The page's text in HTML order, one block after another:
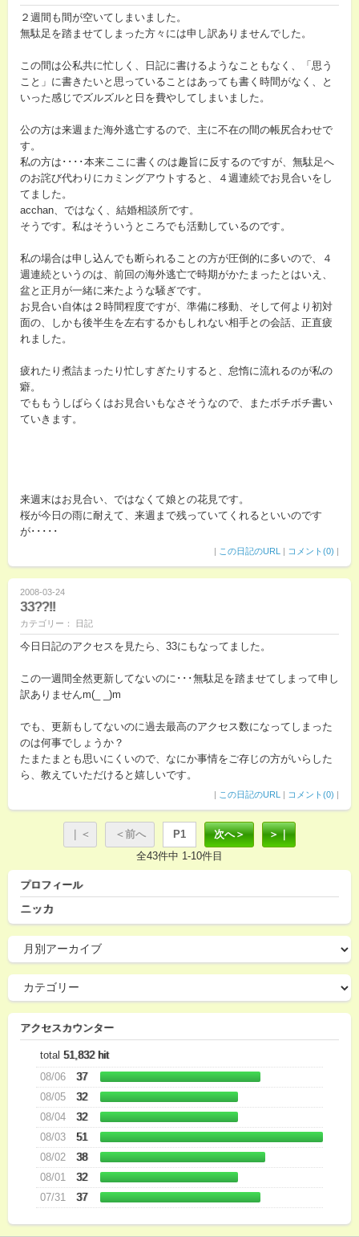
２週間も間が空いてしまいました。
無駄足を踏ませてしまった方々には申し訳ありませんでした。
この間は公私共に忙しく、日記に書けるようなこともなく、「思う
こと」に書きたいと思っていることはあっても書く時間がなく、と
いった感じでズルズルと日を費やしてしまいました。
公の方は来週また海外逃亡するので、主に不在の間の帳尻合わせで
す。
私の方は････本来ここに書くのは趣旨に反するのですが、無駄足へ
のお詫び代わりにカミングアウトすると、４週連続でお見合いをし
てました。
acchan、ではなく、結婚相談所です。
そうです。私はそういうところでも活動しているのです。
私の場合は申し込んでも断られることの方が圧倒的に多いので、４
週連続というのは、前回の海外逃亡で時期がかたまったとはいえ、
盆と正月が一緒に来たような騒ぎです。
お見合い自体は２時間程度ですが、準備に移動、そして何より初対
面の、しかも後半生を左右するかもしれない相手との会話、正直疲
れました。
疲れたり煮詰まったり忙しすぎたりすると、怠惰に流れるのが私の
癖。
でももうしばらくはお見合いもなさそうなので、またボチボチ書い
ていきます。
来週末はお見合い、ではなくて娘との花見です。
桜が今日の雨に耐えて、来週まで残っていてくれるといいのです
が･････
| この日記のURL | コメント(0) |
2008-03-24
33??!!
カテゴリー： 日記
今日日記のアクセスを見たら、33にもなってました。
この一週間全然更新してないのに･･･無駄足を踏ませてしまって申し
訳ありませんm(_ _)m
でも、更新もしてないのに過去最高のアクセス数になってしまった
のは何事でしょうか？
たまたまとも思いにくいので、なにか事情をご存じの方がいらした
ら、教えていただけると嬉しいです。
| この日記のURL | コメント(0) |
｜＜ ＜前へ P1 次へ＞
＞｜
全43件中 1-10件目
プロフィール
ニッカ
アクセスカウンター
total 51,832 hit
08/06
37
08/05
32
08/04
32
08/03
51
08/02
38
08/01
32
07/31
37